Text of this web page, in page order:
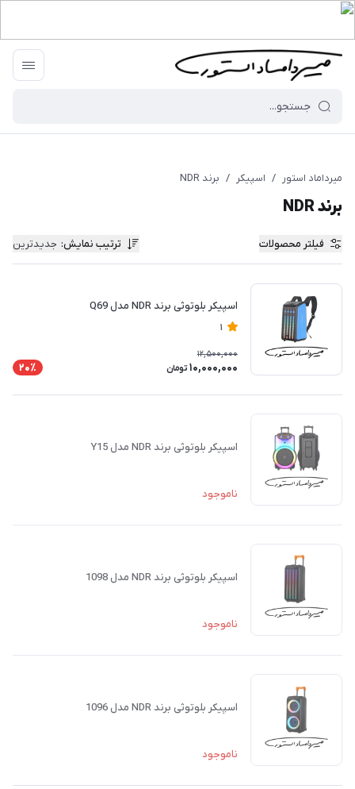
میرداماد استور / اسپیکر / برند NDR
برند NDR
فیلتر محصولات ترتیب نمایش: جدیدترین
اسپیکر بلوتوثی برند NDR مدل Q69
1
12,500,000
10,000,000 تومان 20٪
اسپیکر بلوتوثی برند NDR مدل Y15
ناموجود
اسپیکر بلوتوثی برند NDR مدل 1098
ناموجود
اسپیکر بلوتوثی برند NDR مدل 1096
ناموجود